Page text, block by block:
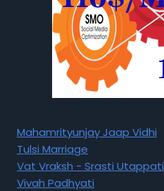
Mahamrityunjay Jaap Vidhi
Tulsi Marriage
Vat Vraksh - Srasti Utappati
Vivah Padhyati